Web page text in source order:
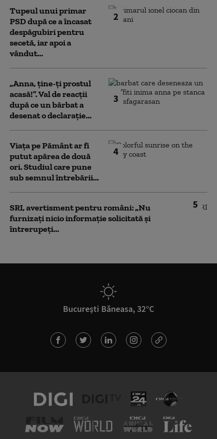
2
Tupeul unui primar
PSD după ce a încasat
despăgubiri pentru
secetă, iar apoi a
vândut...
3
„Anna, ţine-ţi prostul
acasă!”. Val de reacții
după ce un bărbat a
desenat o declarație...
4
Viața pe Pământ ar fi
putut apărea de două
ori. Studiul care pune
sub semnul întrebării...
5
SRI, avertisment pentru români: „Nu
furnizați nicio informație solicitată și
întrerupeți...
București Băneasa, 32°C